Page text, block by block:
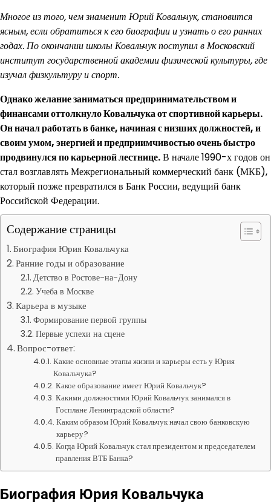
Многое из того, чем знаменит Юрий Ковальчук, становится
ясным, если обратиться к его биографии и узнать о его ранних
годах. По окончании школы Ковальчук поступил в Московский
институт государственной академии физической культуры, где
изучал физкультуру и спорт.
Однако желание заниматься предпринимательством и
финансами оттолкнуло Ковальчука от спортивной карьеры.
Он начал работать в банке, начиная с низших должностей, и
своим умом, энергией и предприимчивостью очень быстро
продвинулся по карьерной лестнице.В начале 1990-х годов он
стал возглавлять Межрегиональный коммерческий банк (МКБ),
который позже превратился в Банк России, ведущий банк
Российской Федерации.
Содержание страницы
Биография Юрия Ковальчука
Ранние годы и образование
Детство в Ростове-на-Дону
Учеба в Москве
Карьера в музыке
Формирование первой группы
Первые успехи на сцене
Вопрос-ответ:
Какие основные этапы жизни и карьеры есть у Юрия
Ковальчука?
Какое образование имеет Юрий Ковальчук?
Какими должностями Юрий Ковальчук занимался в
Госплане Ленинградской области?
Каким образом Юрий Ковальчук начал свою банковскую
карьеру?
Когда Юрий Ковальчук стал президентом и председателем
правления ВТБ Банка?
Биография Юрия Ковальчука